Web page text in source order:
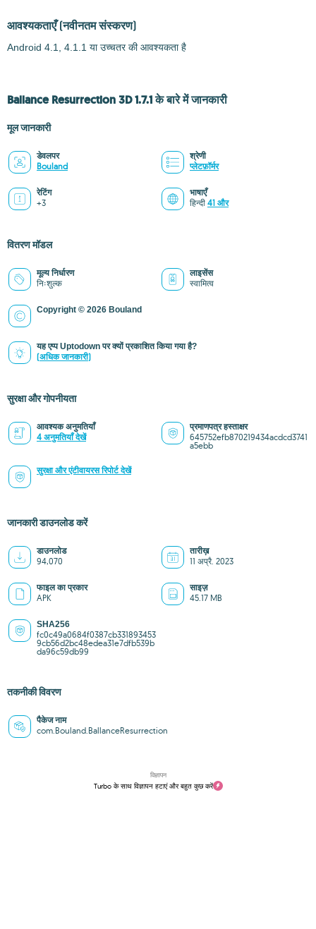
आवश्यकताएँ(नवीनतम संस्करण)
Android 4.1, 4.1.1 या उच्चतर की आवश्यकता है
Ballance Resurrection 3D 1.7.1 के बारे में जानकारी
मूल जानकारी
डेवलपर
Bouland
श्रेणी
प्लेटफ़ॉर्मर
रेटिंग
+3
भाषाएँ
हिन्दी 41 और
वितरण मॉडल
मूल्य निर्धारण
निःशुल्क
लाइसेंस
स्वामित्व
Copyright © 2026 Bouland
यह एप्प Uptodown पर क्यों प्रकाशित किया गया है?
(अधिक जानकारी)
सुरक्षा और गोपनीयता
आवश्यक अनुमतियाँ
4 अनुमतियाँ देखें
प्रमाणपत्र हस्ताक्षर
645752efb870219434acdcd3741
a5ebb
सुरक्षा और एंटीवायरस रिपोर्ट देखें
जानकारी डाउनलोड करें
डाउनलोड
94,070
तारीख़
11 अप्रै. 2023
फाइल का प्रकार
APK
साइज़
45.17 MB
SHA256
fc0c49a0684f0387cb331893453
9cb56d2bc48edea31e7dfb539b
da96c59db99
तकनीकी विवरण
पैकेज नाम
com.Bouland.BallanceResurrection
विज्ञापन
Turbo के साथ विज्ञापन हटाएं और बहुत कुछ करें